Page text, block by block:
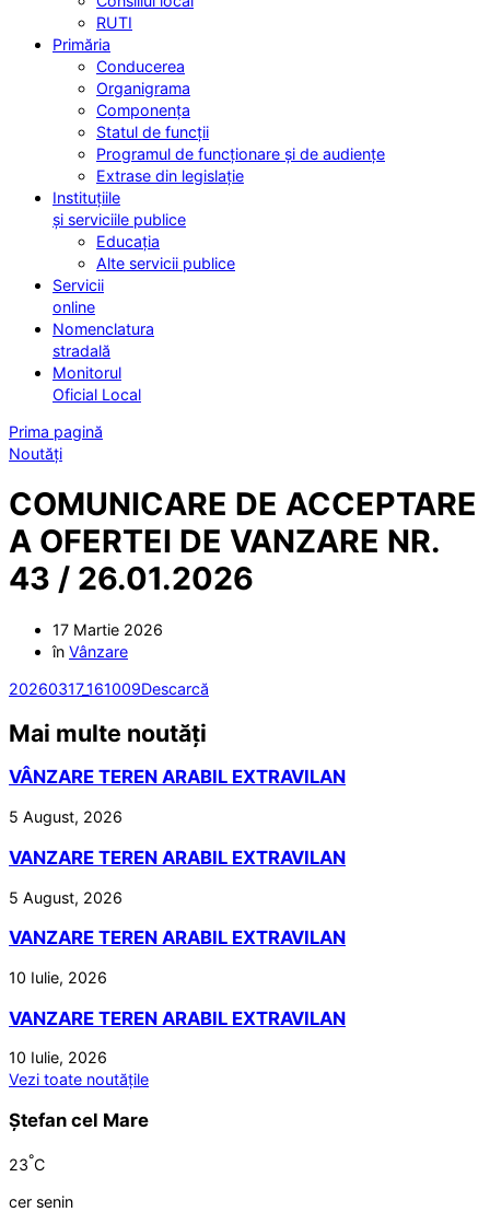
RUTI
Primăria
Conducerea
Organigrama
Componența
Statul de funcții
Programul de funcționare și de audiențe
Extrase din legislație
Instituțiile
și serviciile publice
Educația
Alte servicii publice
Servicii
online
Nomenclatura
stradală
Monitorul
Oficial Local
Prima pagină
Noutăți
COMUNICARE DE ACCEPTARE
A OFERTEI DE VANZARE NR.
43 / 26.01.2026
17 Martie 2026
în Vânzare
20260317_161009Descarcă
Mai multe noutăți
VÂNZARE TEREN ARABIL EXTRAVILAN
5 August, 2026
VANZARE TEREN ARABIL EXTRAVILAN
5 August, 2026
VANZARE TEREN ARABIL EXTRAVILAN
10 Iulie, 2026
VANZARE TEREN ARABIL EXTRAVILAN
10 Iulie, 2026
Vezi toate noutățile
Ștefan cel Mare
23°C
cer senin